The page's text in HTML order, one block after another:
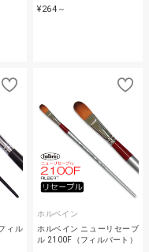
¥264 ～
ィル
ホルベイン
ホルベイン ニューリセーブ
ル 2100F（フィルバート）